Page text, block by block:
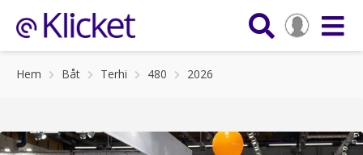
Hem Båt Terhi 480 2026